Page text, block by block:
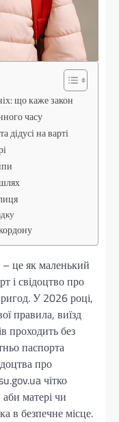
що каже закон
часу
дідусі на варті
це як маленький
і свідоцтво про
У 2026 році,
правила, виїзд
проходить без
паспорта
про
чітко
матері чи
в безпечне місце.